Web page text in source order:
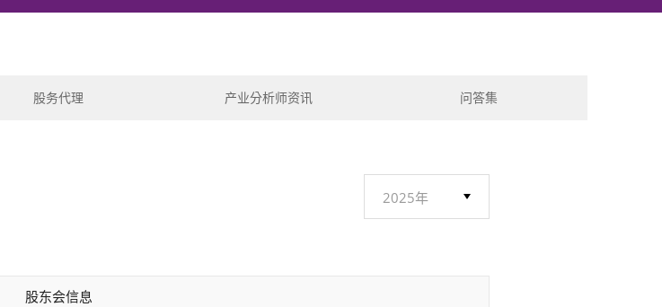
股务代理 产业分析师资讯 问答集
股东会信息